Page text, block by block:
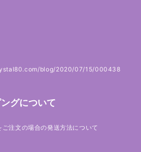
blog/2020/07/15/000438
グについて
注文の場合の発送方法について